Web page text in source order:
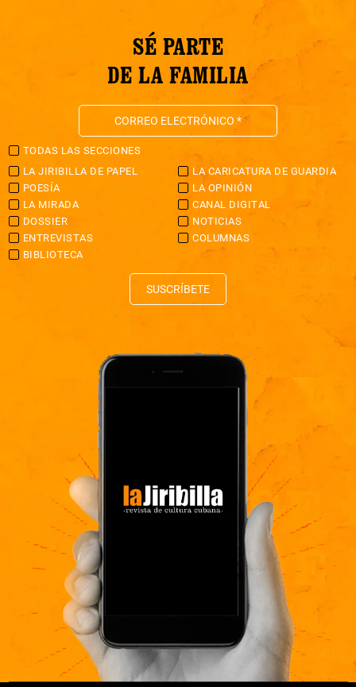
SÉ PARTE
DE LA FAMILIA
TODAS LAS SECCIONES
LA JIRIBILLA DE PAPEL
LA CARICATURA DE GUARDIA
POESÍA
LA OPINIÓN
LA MIRADA
CANAL DIGITAL
DOSSIER
NOTICIAS
ENTREVISTAS
COLUMNAS
BIBLIOTECA
SUSCRÍBETE